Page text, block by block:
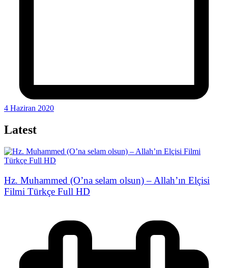
4 Haziran 2020
Latest
Hz. Muhammed (O’na selam olsun) – Allah’ın Elçisi
Filmi Türkçe Full HD